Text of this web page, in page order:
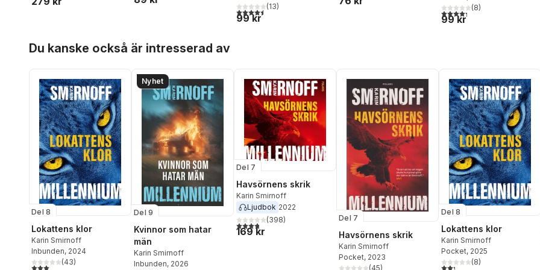
4,5utav 5 stjärnor. Totalt antal röster:
(13)
99 kr
4,3utav 5 stjärnor. Totalt
(8)
99 kr
Du kanske också är intresserad av
Del 8
Lokattens klor
Karin Smirnoff
Inbunden, 2024
3,0utav 5 stjärnor. Totalt antal röster:
(43)
Nyhet
Del 9
Kvinnor som hatar
män
Karin Smirnoff
Inbunden, 2026
Del 7
Havsörnens skrik
Karin Smirnoff
Ljudbok 2022
3,8utav 5 stjärnor. Totalt antal röster:
(398)
169 kr
Del 7
Havsörnens skrik
Karin Smirnoff
Pocket, 2023
(45)
Del 8
Lokattens klor
Karin Smirnoff
Pocket, 2025
2,3utav 5 stjärnor. Totalt
(8)